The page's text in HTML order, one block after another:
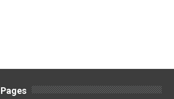
Pages